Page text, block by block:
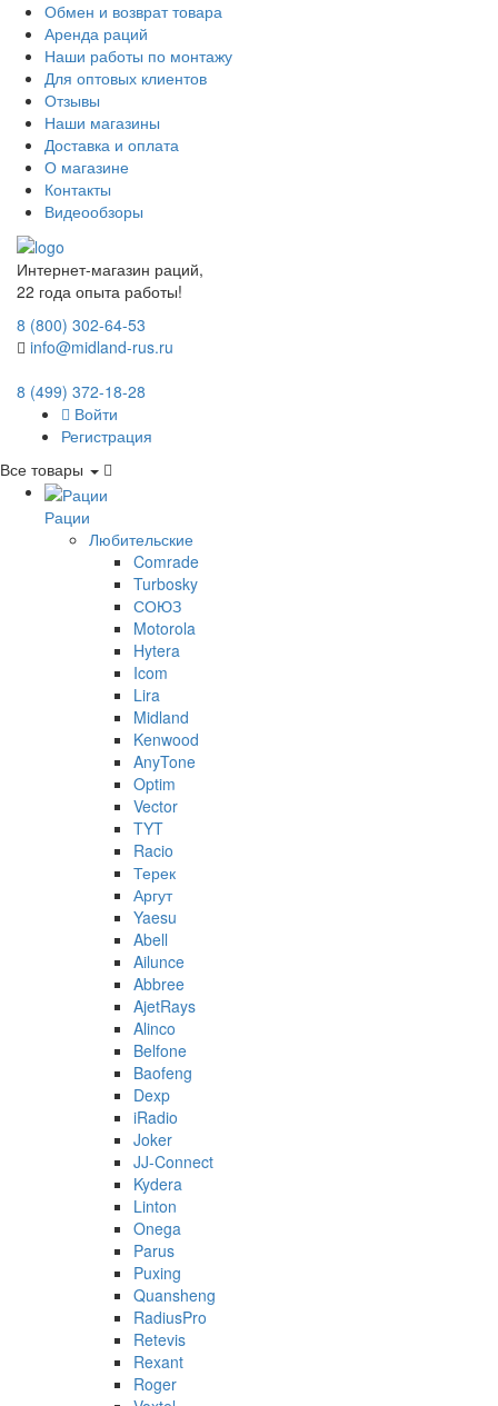
Обмен и возврат товара
Аренда раций
Наши работы по монтажу
Для оптовых клиентов
Отзывы
Наши магазины
Доставка и оплата
О магазине
Контакты
Видеообзоры
Интернет-магазин раций,
22 года опыта работы!
8 (800) 302-64-53
info@midland-rus.ru
8 (499) 372-18-28
Войти
Регистрация
Все товары
Рации
Любительские
Comrade
Turbosky
СОЮЗ
Motorola
Hytera
Icom
Lira
Midland
Kenwood
AnyTone
Optim
Vector
TYT
Racio
Терек
Аргут
Yaesu
Abell
Ailunce
Abbree
AjetRays
Alinco
Belfone
Baofeng
Dexp
iRadio
Joker
JJ-Connect
Kydera
Linton
Onega
Parus
Puxing
Quansheng
RadiusPro
Retevis
Rexant
Roger